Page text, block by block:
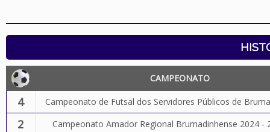
CAMPEONATO
4 Campeonato de Futsal dos Servidores Públicos de
2 Campeonato Amador Regional Brumadinhense 2024 -